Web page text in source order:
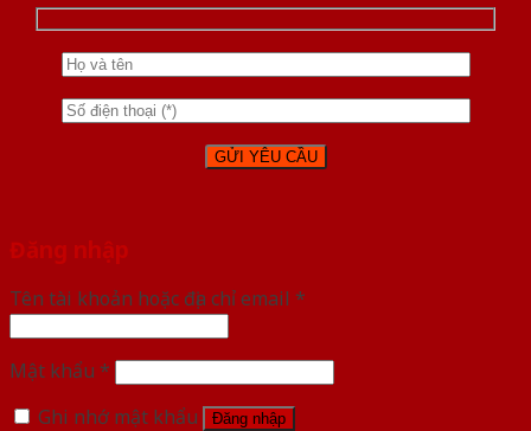
Đăng nhập
Tên tài khoản hoặc địa chỉ email *
Mật khẩu *
Ghi nhớ mật khẩu
Đăng nhập